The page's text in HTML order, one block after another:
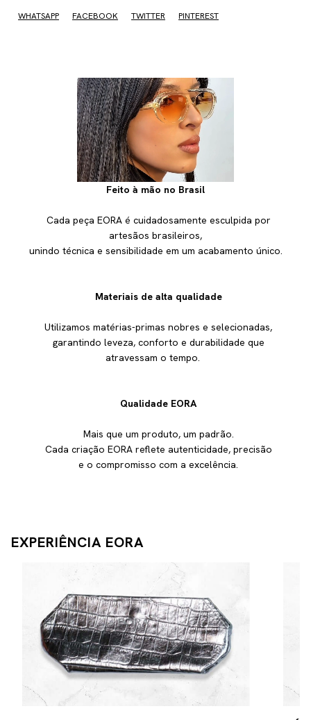
WHATSAPP FACEBOOK TWITTER PINTEREST
Feito à mão no Brasil
Cada peça EORA é cuidadosamente esculpida por
artesãos brasileiros,
unindo técnica e sensibilidade em um acabamento único.
Materiais de alta qualidade
Utilizamos matérias-primas nobres e selecionadas,
garantindo leveza, conforto e durabilidade que
atravessam o tempo.
Qualidade EORA
Mais que um produto, um padrão.
Cada criação EORA reflete autenticidade, precisão
e o compromisso com a excelência.
EXPERIÊNCIA EORA